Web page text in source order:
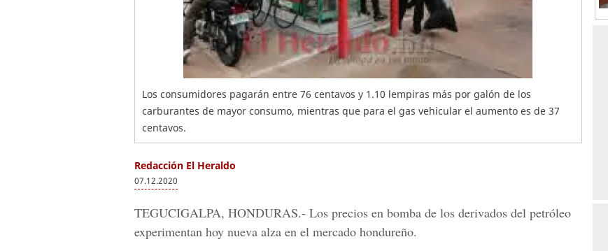
Los consumidores pagarán entre 76 centavos y 1.10 lempiras más por galón de los
carburantes de mayor consumo, mientras que para el gas vehicular el aumento es de 37
centavos.
Redacción El Heraldo
07.12.2020
TEGUCIGALPA, HONDURAS.- Los precios en bomba de los derivados del petróleo
experimentan hoy nueva alza en el mercado hondureño.